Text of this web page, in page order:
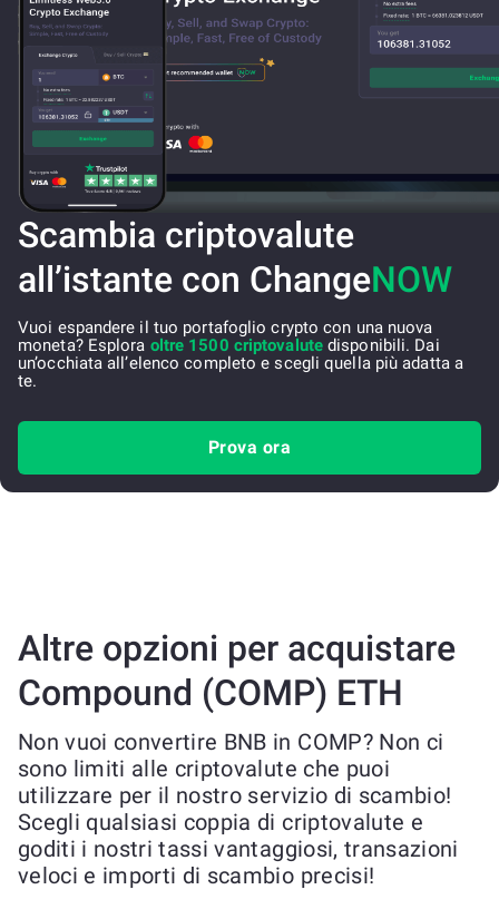
Scambia criptovalute
all’istante con ChangeNOW
Vuoi espandere il tuo portafoglio crypto con una nuova
moneta? Esplora oltre 1500 criptovalutedisponibili. Dai
un’occhiata all’elenco completo e scegli quella più adatta a
te.
Prova ora
Altre opzioni per acquistare
Compound (COMP) ETH
Non vuoi convertire BNB in COMP? Non ci
sono limiti alle criptovalute che puoi
utilizzare per il nostro servizio di scambio!
Scegli qualsiasi coppia di criptovalute e
goditi i nostri tassi vantaggiosi, transazioni
veloci e importi di scambio precisi!